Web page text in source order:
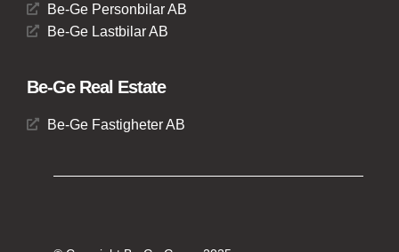
Be-Ge Personbilar AB
Be-Ge Lastbilar AB
Be-Ge Real Estate
Be-Ge Fastigheter AB